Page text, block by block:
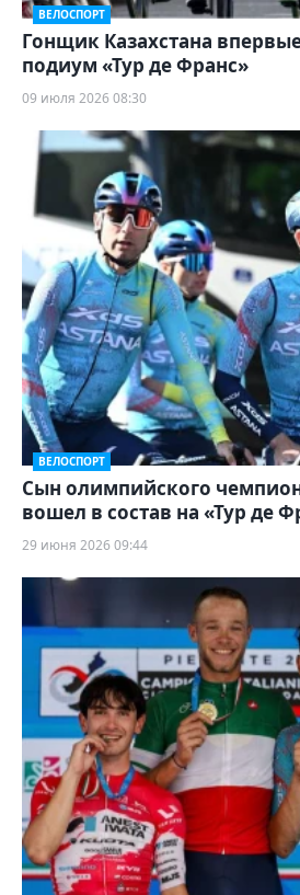
ВЕЛОСПОРТ
Гонщик Казахстана
подиум «Тур де Франс»
09 июля 2026 08:30
ВЕЛОСПОРТ
Сын олимпийского
вошел в состав на «Тур де
29 июня 2026 09:44